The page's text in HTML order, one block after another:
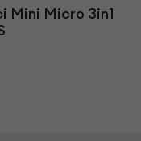
Mini Micro 3in1